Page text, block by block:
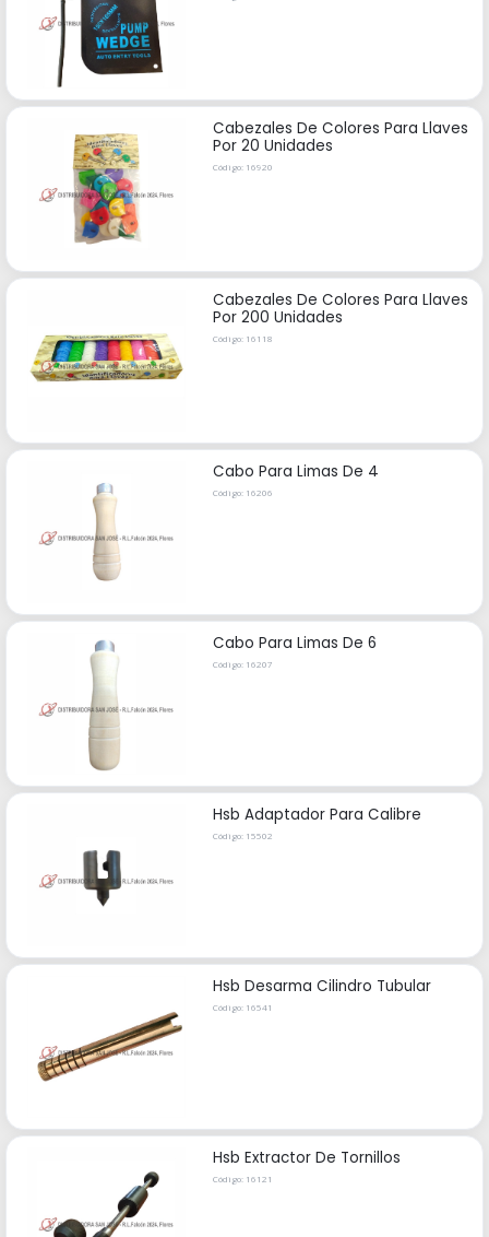
Cabezales De Colores Para Llaves
Por 20 Unidades
Código: 16920
Cabezales De Colores Para Llaves
Por 200 Unidades
Código: 16118
Cabo Para Limas De 4
Código: 16206
Cabo Para Limas De 6
Código: 16207
Hsb Adaptador Para Calibre
Código: 15502
Hsb Desarma Cilindro Tubular
Código: 16541
Hsb Extractor De Tornillos
Código: 16121